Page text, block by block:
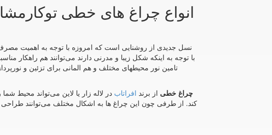
انواع چراغ های خطی
تامین نور محیطهای مختلف و هم المانی برای تزئین و
لاین نوری توکار بدون لبه ی افراتاب AF-LRX09 چراغ خطی از برند افراتاب در لاله زار یا لاین می‌تواند محیط
کند. از طرفی چون این چراغ ها به اشکال مختلف می‌توانند